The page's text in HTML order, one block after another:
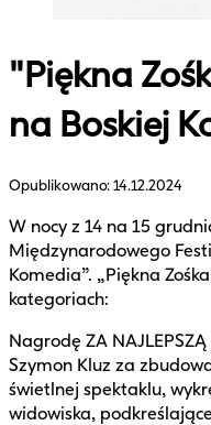
"Piękna
na Boskiej
Opublikowano:14.12.2024
W nocy z 14 na 15
Międzynarodowego
Komedia”. „Piękna
kategoriach:
Nagrodę ZA NAJLEPSZĄ
Szymon Kluz za
świetlnej spektaklu,
widowiska,